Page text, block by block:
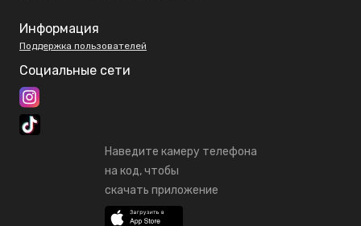
Информация
Поддержка пользователей
Социальные сети
Наведите камеру телефона
на код, чтобы
скачать приложение